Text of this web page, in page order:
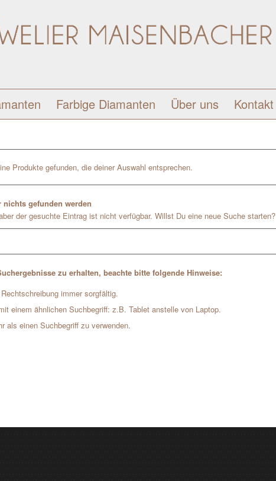
Farbige Diamanten Über uns Kontakt
Produkte gefunden, die deiner Auswahl entsprechen.
nichts gefunden werden
der gesuchte Eintrag ist nicht verfügbar. Willst Du eine neue Suche starten?
zu erhalten, beachte bitte folgende Hinweise:
immer sorgfältig.
einem ähnlichen Suchbegriff: z.B. Tablet anstelle von Laptop.
als einen Suchbegriff zu verwenden.